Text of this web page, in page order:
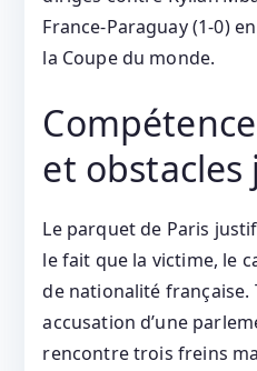
France‑Paraguay (1‑0)
la Coupe du monde.
et
Le parquet de Paris
le fait que la victime, le
de nationalité française.
accusation d’une
rencontre trois freins